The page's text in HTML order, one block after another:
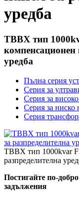
уредба
TBBX тип
компенсационен
уредба
Пълна серия
Серия за
Серия за
Серия за ниско
Серия
TBBX тип 1000kvar
разпределителна
Постигайте по-
задължения